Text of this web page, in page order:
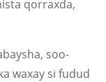
qorraxda,
soo-
waxay si fudud